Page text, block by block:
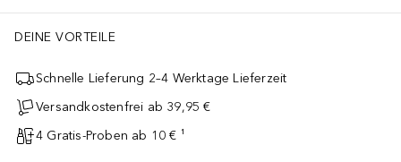
DEINE VORTEILE
Schnelle Lieferung 2–4 Werktage Lieferzeit
Versandkostenfrei ab 39,95 €
4 Gratis-Proben ab 10 € ¹